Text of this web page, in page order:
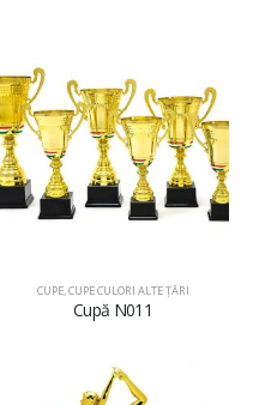
CUPE,CUPE CULORI ALTE ȚĂRI
Cupă N011